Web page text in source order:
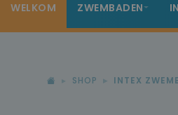
WELKOM ZWEMBADEN
SHOP INTEX